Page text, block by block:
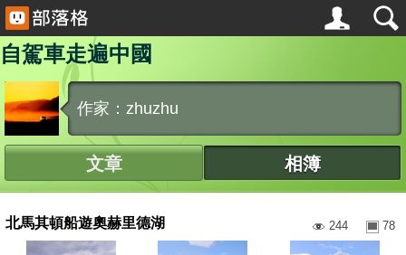
自駕車走遍中國
作家：zhuzhu
文章 相簿
北馬其頓船遊奧赫里德湖 78
244